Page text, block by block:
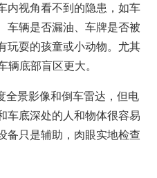
内视角看不到的隐患，如车
车辆是否漏油、车牌是否被
玩耍的孩童或小动物。尤其
辆底部盲区更大。
景影像和倒车雷达，但电
车底深处的人和物体很容易
备只是辅助，肉眼实地检查